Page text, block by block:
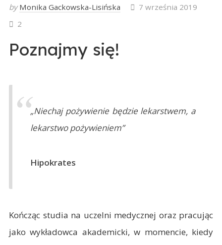
by Monika Gackowska-Lisińska
7 września 2019
2
Poznajmy się!
„Niechaj pożywienie będzie lekarstwem, a
lekarstwo pożywieniem”
Hipokrates
Kończąc studia na uczelni medycznej oraz pracując
jako wykładowca akademicki, w momencie, kiedy